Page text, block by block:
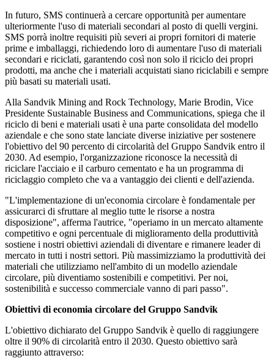
In futuro, SMS continuerà a cercare opportunità per aumentare
ulteriormente l'uso di materiali secondari al posto di quelli vergini.
SMS porrà inoltre requisiti più severi ai propri fornitori di materie
prime e imballaggi, richiedendo loro di aumentare l'uso di materiali
secondari e riciclati, garantendo così non solo il riciclo dei propri
prodotti, ma anche che i materiali acquistati siano riciclabili e sempre
più basati su materiali usati.
Alla Sandvik Mining and Rock Technology, Marie Brodin, Vice
Presidente Sustainable Business and Communications, spiega che il
riciclo di beni e materiali usati è una parte consolidata del modello
aziendale e che sono state lanciate diverse iniziative per sostenere
l'obiettivo del 90 percento di circolarità del Gruppo Sandvik entro il
2030. Ad esempio, l'organizzazione riconosce la necessità di
riciclare l'acciaio e il carburo cementato e ha un programma di
riciclaggio completo che va a vantaggio dei clienti e dell'azienda.
"L'implementazione di un'economia circolare è fondamentale per
assicurarci di sfruttare al meglio tutte le risorse a nostra
disposizione", afferma l'autrice, "operiamo in un mercato altamente
competitivo e ogni percentuale di miglioramento della produttività
sostiene i nostri obiettivi aziendali di diventare e rimanere leader di
mercato in tutti i nostri settori. Più massimizziamo la produttività dei
materiali che utilizziamo nell'ambito di un modello aziendale
circolare, più diventiamo sostenibili e competitivi. Per noi,
sostenibilità e successo commerciale vanno di pari passo".
Obiettivi di economia circolare del Gruppo Sandvik
L'obiettivo dichiarato del Gruppo Sandvik è quello di raggiungere
oltre il 90% di circolarità entro il 2030. Questo obiettivo sarà
raggiunto attraverso: